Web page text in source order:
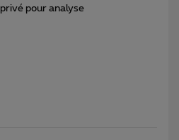
pour analyse